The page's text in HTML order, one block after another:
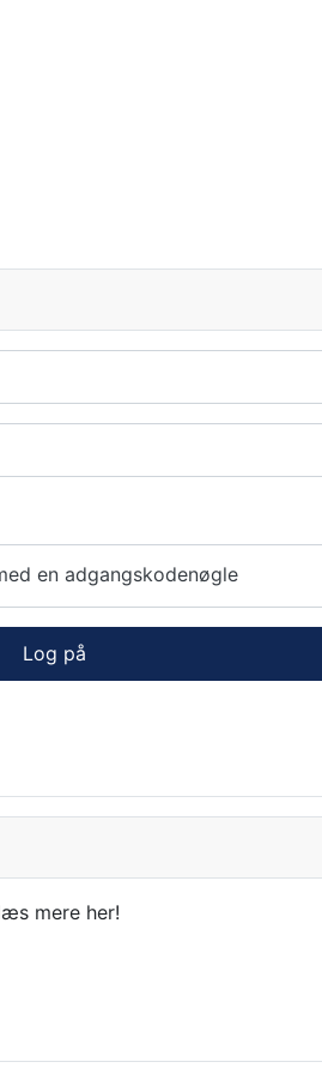
en adgangskodenøgle
Log på
mere her!